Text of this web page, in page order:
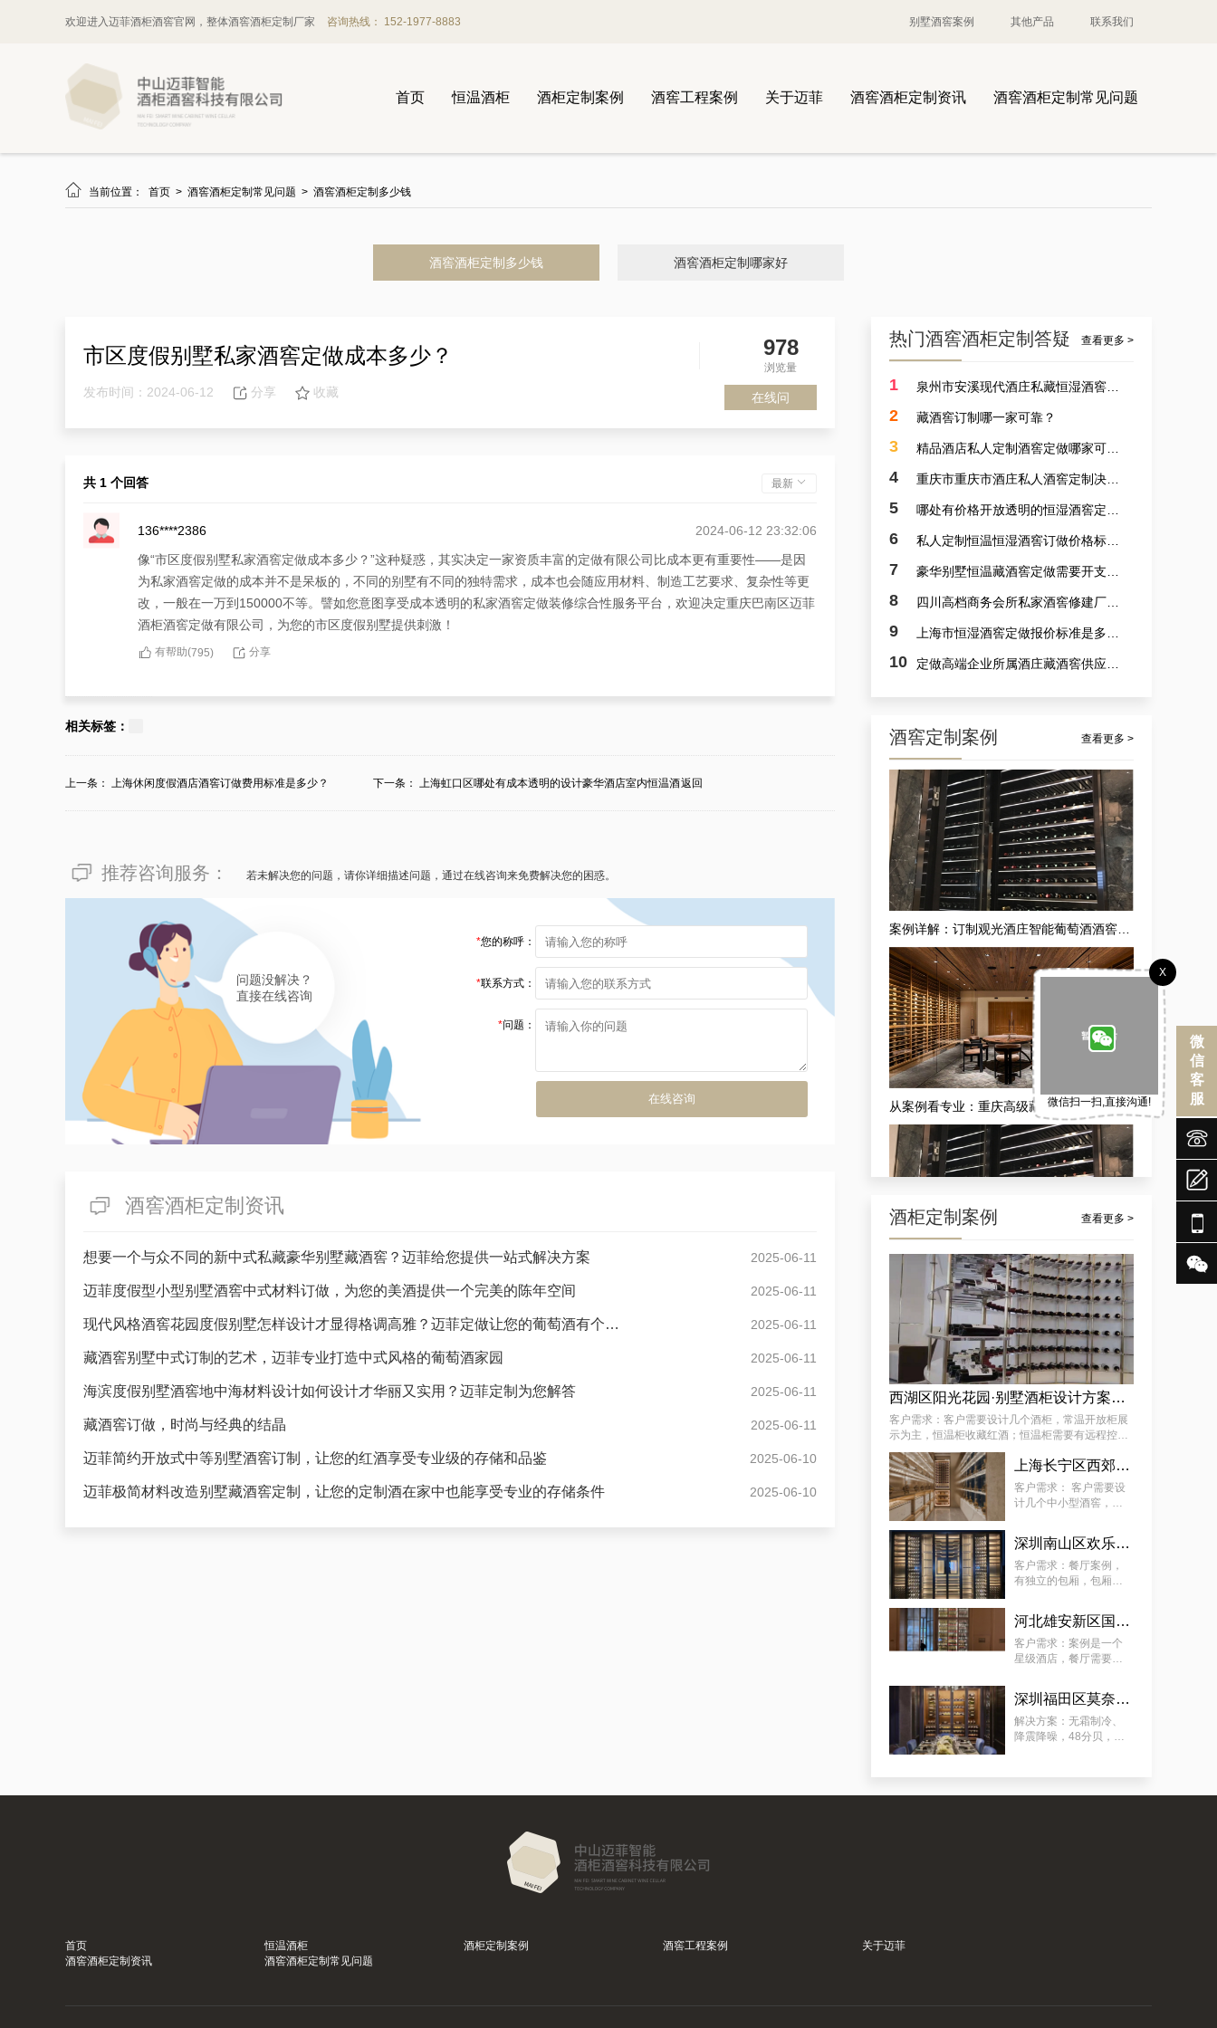
欢迎进入迈菲酒柜酒窖官网，整体酒窖酒柜定制厂家 咨询热线： 152-1977-8883 别墅酒窖案例 其他产品 联系我们
首页 恒温酒柜 酒柜定制案例 酒窖工程案例 关于迈菲 酒窖酒柜定制资讯 酒窖酒柜定制常见问题
 当前位置： 首页 > 酒窖酒柜定制常见问题 > 酒窖酒柜定制多少钱
酒窖酒柜定制多少钱 酒窖酒柜定制哪家好
市区度假别墅私家酒窖定做成本多少？ 978
浏览量
发布时间：2024-06-12 分享 收藏 在线问
共 1 个回答 最新
136****2386
2024-06-12 23:32:06
像“市区度假别墅私家酒窖定做成本多少？”这种疑惑，其实决定一家资质丰富的定做有限公司比成本更有重要性——是因
为私家酒窖定做的成本并不是呆板的，不同的别墅有不同的独特需求，成本也会随应用材料、制造工艺要求、复杂性等更
改，一般在一万到150000不等。譬如您意图享受成本透明的私家酒窖定做装修综合性服务平台，欢迎决定重庆巴南区迈菲
酒柜酒窖定做有限公司，为您的市区度假别墅提供刺激！
有帮助(795) 分享
相关标签：
上一条： 上海休闲度假酒店酒窖订做费用标准是多少？ 下一条： 上海虹口区哪处有成本透明的设计豪华酒店室内恒温酒返回
推荐咨询服务： 若未解决您的问题，请你详细描述问题，通过在线咨询来免费解决您的困惑。
问题没解决？
直接在线咨询
*您的称呼：
*联系方式：
*问题：
酒窖酒柜定制资讯
想要一个与众不同的新中式私藏豪华别墅藏酒窖？迈菲给您提供一站式解决方案 2025-06-11
迈菲度假型小型别墅酒窖中式材料订做，为您的美酒提供一个完美的陈年空间 2025-06-11
现代风格酒窖花园度假别墅怎样设计才显得格调高雅？迈菲定做让您的葡萄酒有个好家 2025-06-11
藏酒窖别墅中式订制的艺术，迈菲专业打造中式风格的葡萄酒家园 2025-06-11
海滨度假别墅酒窖地中海材料设计如何设计才华丽又实用？迈菲定制为您解答 2025-06-11
藏酒窖订做，时尚与经典的结晶 2025-06-11
迈菲简约开放式中等别墅酒窖订制，让您的红酒享受专业级的存储和品鉴 2025-06-10
迈菲极简材料改造别墅藏酒窖定制，让您的定制酒在家中也能享受专业的存储条件 2025-06-10
热门酒窖酒柜定制答疑 查看更多 >
1
2 藏酒窖订制哪一家可靠？
3
4
5
6
7
8
9
10
酒窖定制案例 查看更多 >
案例讲解：定做别墅艺术恒湿藏酒窖，别墅山洞藏酒窖设计厂商的实例展示
从案例看专业：重庆高级藏酒窖红酒酒庄供应商的现代酒庄法式恒湿藏酒窖定做之道
成功案例分享：订制社交会所防潮酒窖，武隆酒窖订制会所供应商独家揭秘
怀柔区极简酒窖红酒别墅厂商的案例观察，揭秘订做别墅山洞恒温酒窖的秘诀
酒柜定制案例 查看更多 >
西湖区阳光花园·别墅酒柜设计方案推荐
客户需求：客户需要设计几个酒柜，常温开放柜展
示为主，恒温柜收藏红酒；恒温柜需要有远程控制
温湿度功能 。
上海长宁区西郊壹号·会所：中小型酒柜定制解决方案
客户需求： 客户需要设
计几个中小型酒窖，常
温柜放红酒；恒温柜需
要有远程控制温湿度功
能 。
深圳南山区欢乐海岸社佳日本料理恒温酒柜定制案例
客户需求：餐厅案例，
有独立的包厢，包厢酒
5~22°C（ 可调 ）。主
要放：红酒、清酒、洋
酒（ 洋酒可常温 ）。
河北雄安新区国际酒店酒柜定制服务案例
客户需求：案例是一个
星级酒店，餐厅需要展
酒、清酒、啤酒，酒柜
放在显眼位置，可供客
人欣赏和选择喜欢的餐
酒，需容量尽可能大。
深圳福田区莫奈法餐厅欧式风格酒柜定制服务
解决方案：无霜制冷、
降震降噪，48分贝，适
酿；用餐厅酒柜 ，餐酒
首页 恒温酒柜 酒柜定制案例 酒窖工程案例
关于迈菲
酒窖酒柜定制资讯
酒窖酒柜定制常见问题
微
信
客
服
X
微信扫一扫,直接沟通!




